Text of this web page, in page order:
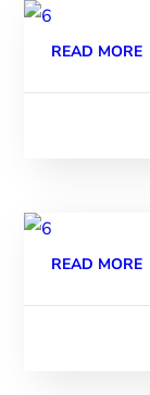
READ MORE
READ MORE